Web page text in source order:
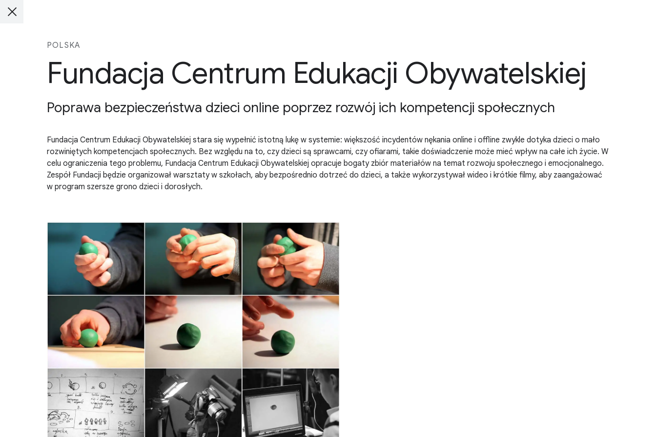
POLSKA
Fundacja Centrum Edukacji Obywatelskiej
Poprawa bezpieczeństwa dzieci online poprzez rozwój ich kompetencji społecznych
Fundacja Centrum Edukacji Obywatelskiej stara się wypełnić istotną lukę w systemie: większość incydentów nękania online i offline zwykle dotyka dzieci o mało
rozwiniętych kompetencjach społecznych. Bez względu na to, czy dzieci są sprawcami, czy ofiarami, takie doświadczenie może mieć wpływ na całe ich życie. W
celu ograniczenia tego problemu, Fundacja Centrum Edukacji Obywatelskiej opracuje bogaty zbiór materiałów na temat rozwoju społecznego i emocjonalnego.
Zespół Fundacji będzie organizował warsztaty w szkołach, aby bezpośrednio dotrzeć do dzieci, a także wykorzystywał wideo i krótkie filmy, aby zaangażować
w program szersze grono dzieci i dorosłych.